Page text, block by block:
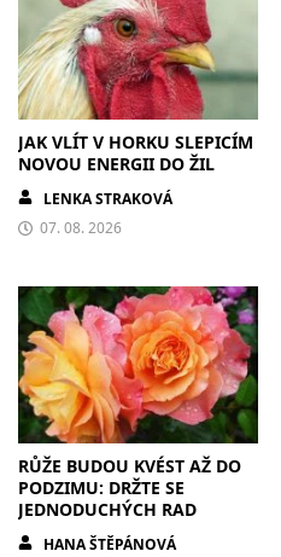
JAK VLÍT V HORKU SLEPICÍM
NOVOU ENERGII DO ŽIL
LENKA STRAKOVÁ
07. 08. 2026
RŮŽE BUDOU KVÉST AŽ DO
PODZIMU: DRŽTE SE
JEDNODUCHÝCH RAD
HANA ŠTĚPÁNOVÁ